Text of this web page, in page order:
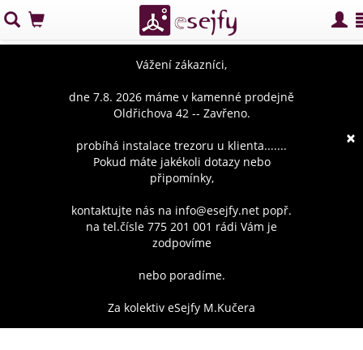
×
Vážení zákazníci,
dne 7.8. 2026 máme v kamenné prodejně
Oldřichova 42 -- Zavřeno.
probíhá instalace trezoru u klienta.......
Pokud máte jakékoli dotazy nebo
připomínky,
kontaktujte nás na info@esejfy.net popř.
na tel.čísle 775 201 001 rádi Vám je
zodpovíme
nebo poradíme.
Za kolektiv eSejfy M.Kučera